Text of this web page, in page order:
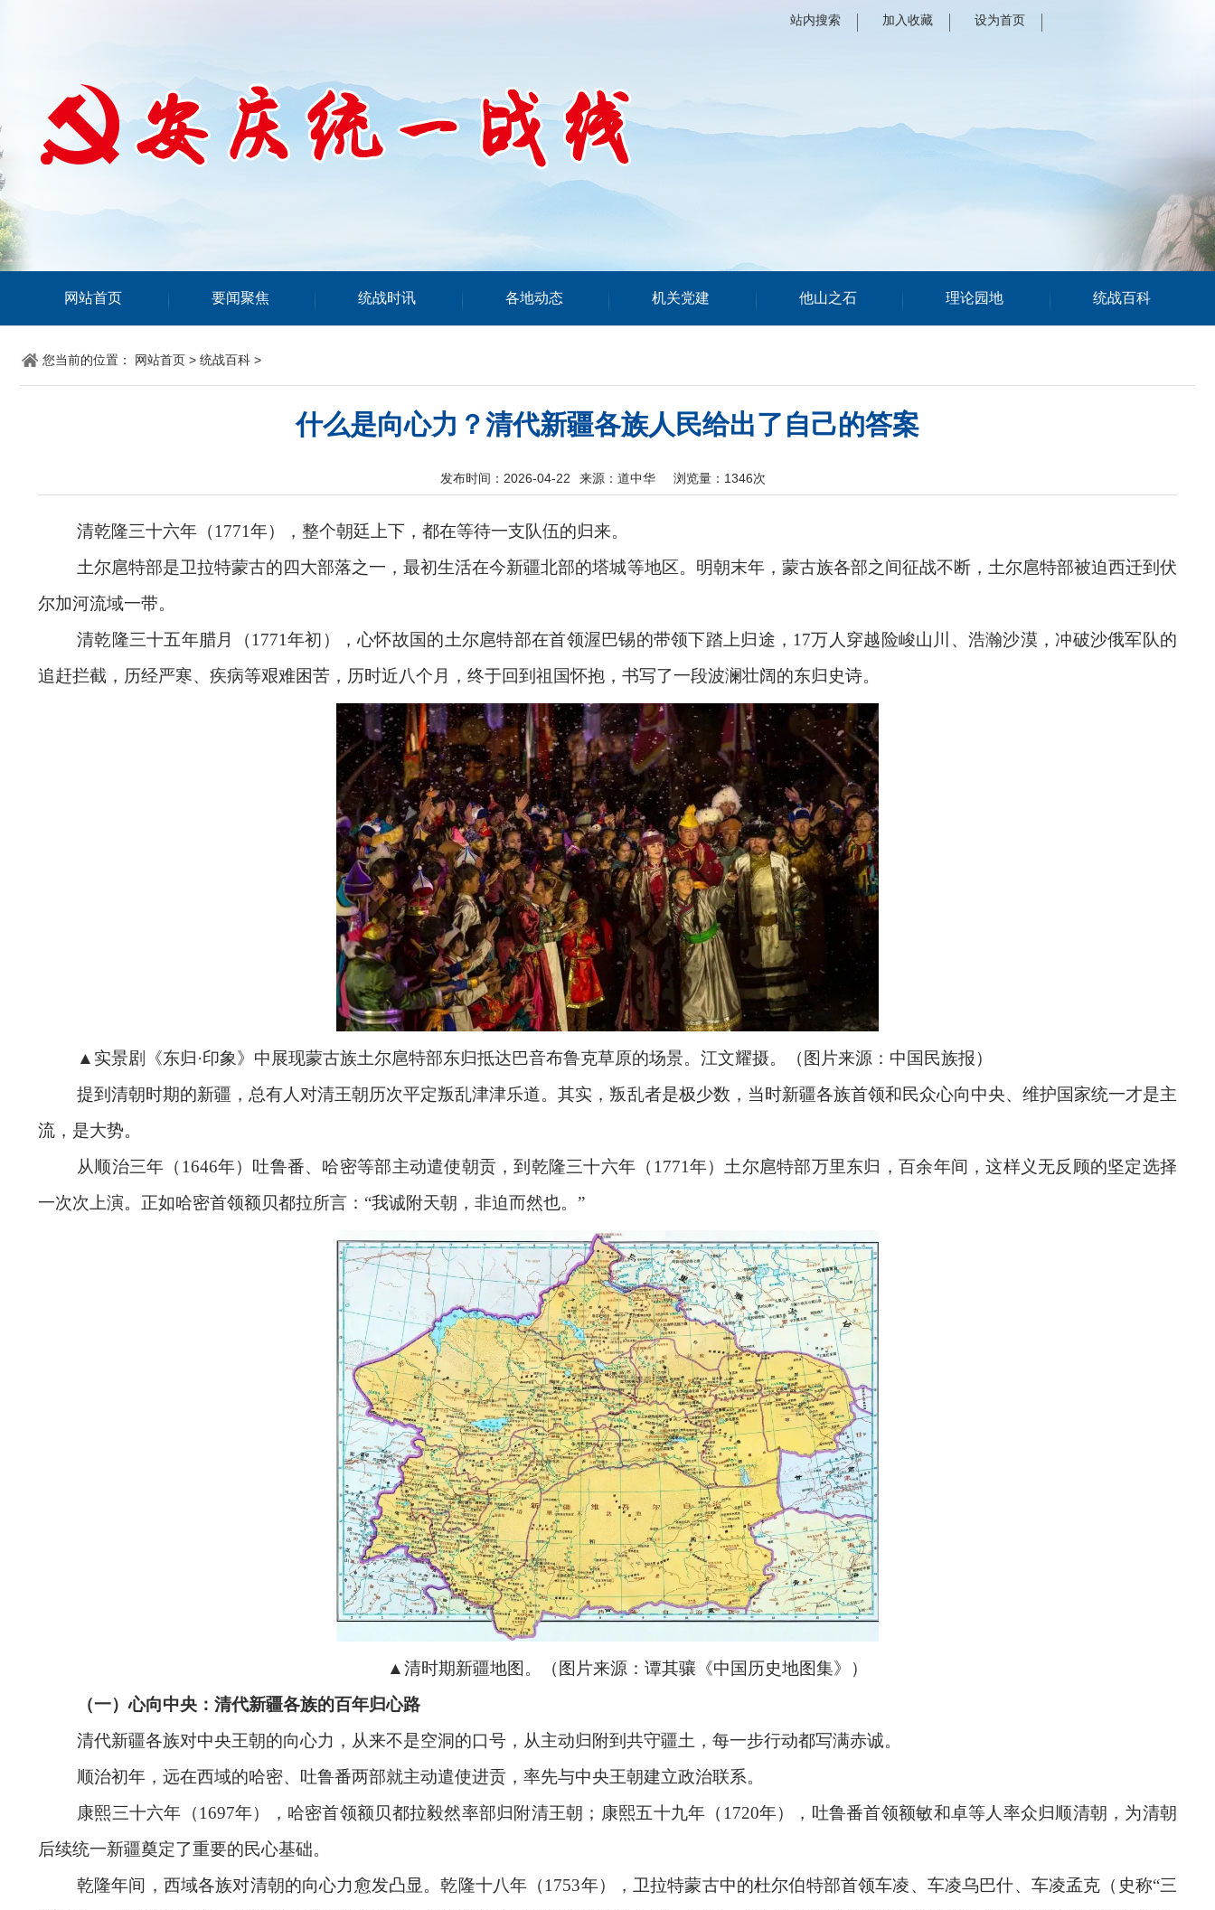
站内搜索 加入收藏 设为首页
网站首页 要闻聚焦 统战时讯 各地动态 机关党建 他山之石 理论园地 统战百科
您当前的位置： 网站首页 > 统战百科 >
什么是向心力？清代新疆各族人民给出了自己的答案
发布时间：2026-04-22 来源：道中华 浏览量： 1346次
清乾隆三十六年（1771年），整个朝廷上下，都在等待一支队伍的归来。
土尔扈特部是卫拉特蒙古的四大部落之一，最初生活在今新疆北部的塔城等地区。明朝末年，蒙古族各部之间征战不断，土尔扈特部被迫西迁到伏
尔加河流域一带。
清乾隆三十五年腊月（1771年初），心怀故国的土尔扈特部在首领渥巴锡的带领下踏上归途，17万人穿越险峻山川、浩瀚沙漠，冲破沙俄军队的
追赶拦截，历经严寒、疾病等艰难困苦，历时近八个月，终于回到祖国怀抱，书写了一段波澜壮阔的东归史诗。
▲实景剧《东归·印象》中展现蒙古族土尔扈特部东归抵达巴音布鲁克草原的场景。江文耀摄。（图片来源：中国民族报）
提到清朝时期的新疆，总有人对清王朝历次平定叛乱津津乐道。其实，叛乱者是极少数，当时新疆各族首领和民众心向中央、维护国家统一才是主
流，是大势。
从顺治三年（1646年）吐鲁番、哈密等部主动遣使朝贡，到乾隆三十六年（1771年）土尔扈特部万里东归，百余年间，这样义无反顾的坚定选择
一次次上演。正如哈密首领额贝都拉所言：“我诚附天朝，非迫而然也。”
▲清时期新疆地图。（图片来源：谭其骧《中国历史地图集》）
（一）心向中央：清代新疆各族的百年归心路
清代新疆各族对中央王朝的向心力，从来不是空洞的口号，从主动归附到共守疆土，每一步行动都写满赤诚。
顺治初年，远在西域的哈密、吐鲁番两部就主动遣使进贡，率先与中央王朝建立政治联系。
康熙三十六年（1697年），哈密首领额贝都拉毅然率部归附清王朝；康熙五十九年（1720年），吐鲁番首领额敏和卓等人率众归顺清朝，为清朝
后续统一新疆奠定了重要的民心基础。
乾隆年间，西域各族对清朝的向心力愈发凸显。乾隆十八年（1753年），卫拉特蒙古中的杜尔伯特部首领车凌、车凌乌巴什、车凌孟克（史称“三